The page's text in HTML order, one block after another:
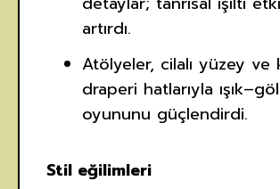
artırdı.
Atölyeler, cilalı yüzey ve
draperi hatlarıyla
oyununu güçlendirdi.
Stil eğilimleri